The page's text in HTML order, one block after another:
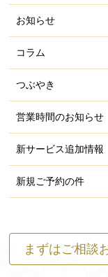
お知らせ
コラム
つぶやき
営業時間のお知らせ
新サービス追加情報
新規ご予約の件
まずはご相談